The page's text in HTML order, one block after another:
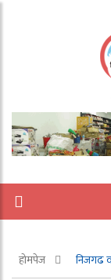
होमपेज निजगढ